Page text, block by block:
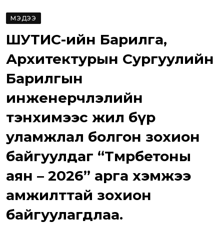
МЭДЭЭ
ШУТИС-ийн Барилга,
Архитектурын Сургуулийн
Барилгын
инженерчлэлийн
тэнхимээс жил бүр
уламжлал болгон зохион
байгуулдаг “Төмөрбетоны
аян – 2026” арга хэмжээ
амжилттай зохион
байгуулагдлаа.